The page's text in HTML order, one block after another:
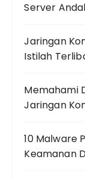
Server Andal
Jaringan
Istilah
Memahami
Jaringan
10 Malware
Keamanan